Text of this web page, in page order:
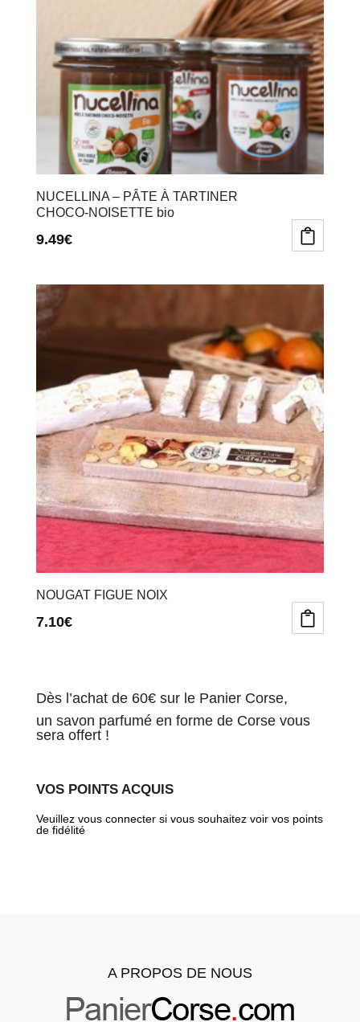
NUCELLINA – PÂTE À TARTINER
CHOCO-NOISETTE bio
9.49€
NOUGAT FIGUE NOIX
7.10€
Dès l’achat de 60€ sur le Panier Corse,
un savon parfumé en forme de Corse vous
sera offert !
VOS POINTS ACQUIS
Veuillez vous connecter si vous souhaitez voir vos points
de fidélité
A PROPOS DE NOUS